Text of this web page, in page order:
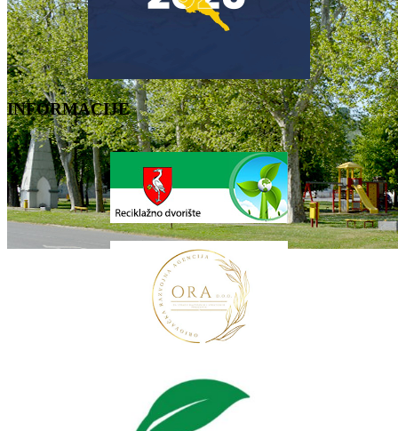
INFORMACIJE